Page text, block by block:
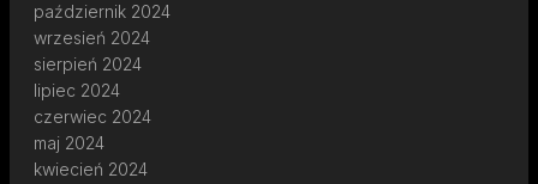
październik 2024
wrzesień 2024
sierpień 2024
lipiec 2024
czerwiec 2024
maj 2024
kwiecień 2024